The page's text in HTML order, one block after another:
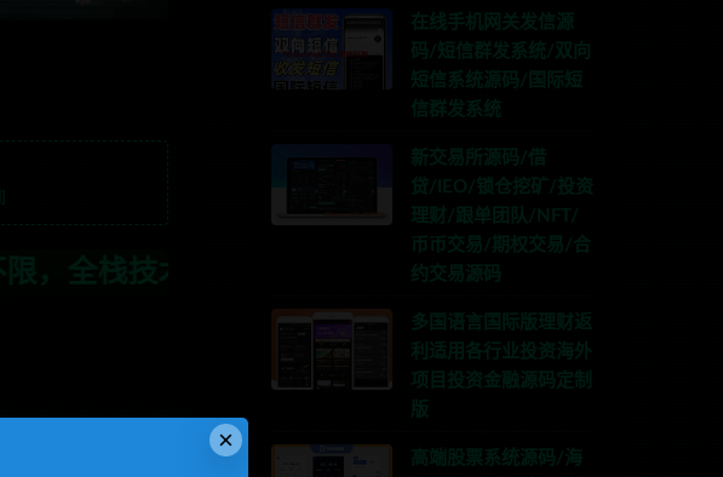
在线手机网关发信源
码/短信群发系统/双向
短信系统源码/国际短
信群发系统
新交易所源码/借
贷/IEO/锁仓挖矿/投资
理财/跟单团队/NFT/
币币交易/期权交易/合
约交易源码
多国语言国际版理财返
利适用各行业投资海外
项目投资金融源码定制
版
高端股票系统源码/海
×